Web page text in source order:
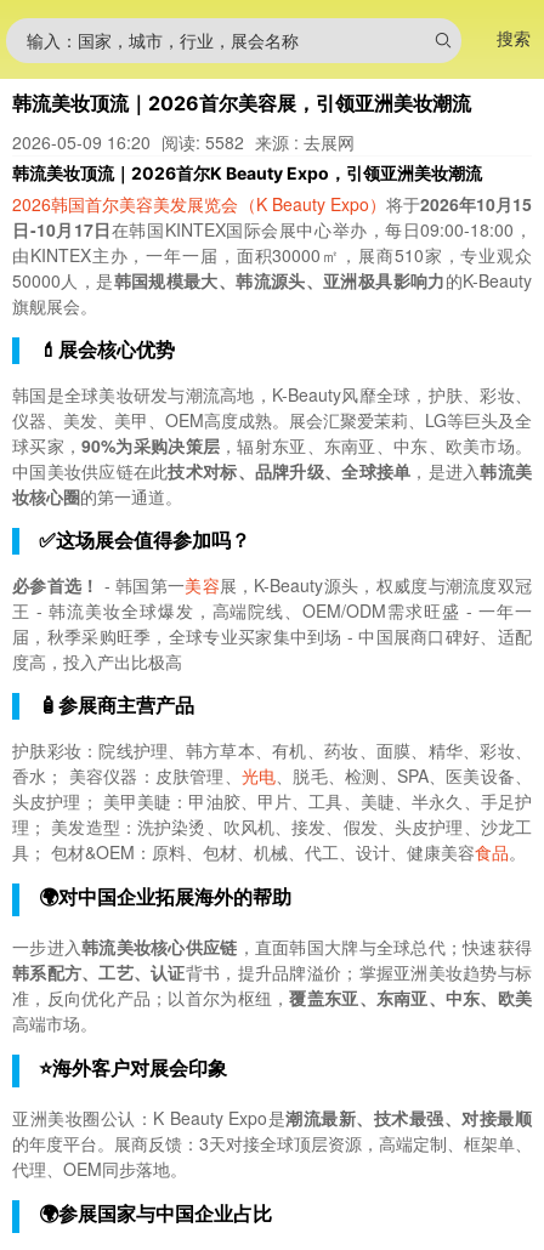
输入：国家，城市，行业，展会名称 搜索
韩流美妆顶流｜2026首尔美容展，引领亚洲美妆潮流
2026-05-09 16:20 阅读: 5582 来源 : 去展网
韩流美妆顶流｜2026首尔K Beauty Expo，引领亚洲美妆潮流
2026韩国首尔美容美发展览会（K Beauty Expo） 将于2026年10月15
日-10月17日在韩国KINTEX国际会展中心举办，每日09:00-18:00，
由KINTEX主办，一年一届，面积30000㎡，展商510家，专业观众
50000人，是韩国规模最大、韩流源头、亚洲极具影响力的K-Beauty
旗舰展会。
💄展会核心优势
韩国是全球美妆研发与潮流高地，K-Beauty风靡全球，护肤、彩妆、
仪器、美发、美甲、OEM高度成熟。展会汇聚爱茉莉、LG等巨头及全
球买家，90%为采购决策层 ，辐射东亚、东南亚、中东、欧美市场。
中国美妆供应链在此技术对标、品牌升级、全球接单 ，是进入韩流美
妆核心圈的第一通道。
✅这场展会值得参加吗？
必参首选！ - 韩国第一美容展，K-Beauty源头，权威度与潮流度双冠
王 - 韩流美妆全球爆发，高端院线、OEM/ODM需求旺盛 - 一年一
届，秋季采购旺季，全球专业买家集中到场 - 中国展商口碑好、适配
度高，投入产出比极高
🧴参展商主营产品
护肤彩妆：院线护理、韩方草本、有机、药妆、面膜、精华、彩妆、
香水； 美容仪器：皮肤管理、 光电、脱毛、检测、SPA、医美设备、
头皮护理； 美甲美睫：甲油胶、甲片、工具、美睫、半永久、手足护
理； 美发造型：洗护染烫、吹风机、接发、假发、头皮护理、沙龙工
具； 包材&OEM：原料、包材、机械、代工、设计、健康美容食品。
🌍对中国企业拓展海外的帮助
一步进入韩流美妆核心供应链 ，直面韩国大牌与全球总代；快速获得
韩系配方、工艺、认证背书，提升品牌溢价；掌握亚洲美妆趋势与标
准，反向优化产品；以首尔为枢纽，覆盖东亚、东南亚、中东、欧美
高端市场。
⭐海外客户对展会印象
亚洲美妆圈公认：K Beauty Expo是潮流最新、技术最强、对接最顺
的年度平台。展商反馈：3天对接全球顶层资源，高端定制、框架单、
代理、OEM同步落地。
🌍参展国家与中国企业占比